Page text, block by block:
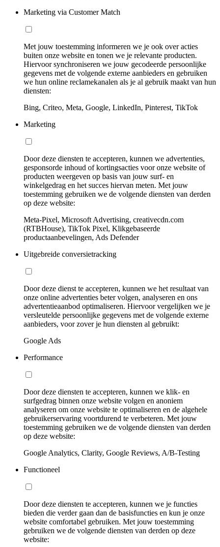
Marketing via Customer Match
Met jouw toestemming informeren we je ook over acties
buiten onze website en tonen we je relevante producten.
Hiervoor synchroniseren we jouw gecodeerde persoonlijke
gegevens met de volgende externe aanbieders en gebruiken
we hun online reclamekanalen als je al gebruik maakt van hun
diensten:
Bing, Criteo, Meta, Google, LinkedIn, Pinterest, TikTok
Marketing
Door deze diensten te accepteren, kunnen we advertenties,
gesponsorde inhoud of kortingsacties voor onze website of
producten weergeven op basis van jouw surf- en
winkelgedrag en het succes hiervan meten. Met jouw
toestemming gebruiken we de volgende diensten van derden
op deze website:
Meta-Pixel, Microsoft Advertising, creativecdn.com
(RTBHouse), TikTok Pixel, Klikgebaseerde
productaanbevelingen, Ads Defender
Uitgebreide conversietracking
Door deze dienst te accepteren, kunnen we het resultaat van
onze online advertenties beter volgen, analyseren en ons
advertentieaanbod optimaliseren. Hiervoor vergelijken we je
versleutelde persoonlijke gegevens met de volgende externe
aanbieders, voor zover je hun diensten al gebruikt:
Google Ads
Performance
Door deze diensten te accepteren, kunnen we klik- en
surfgedrag binnen onze website volgen en anoniem
analyseren om onze website te optimaliseren en de algehele
gebruikerservaring voortdurend te verbeteren. Met jouw
toestemming gebruiken we de volgende diensten van derden
op deze website:
Google Analytics, Clarity, Google Reviews, A/B-Testing
Functioneel
Door deze diensten te accepteren, kunnen we je functies
bieden die verder gaan dan de basisfuncties en kun je onze
website comfortabel gebruiken. Met jouw toestemming
gebruiken we de volgende diensten van derden op deze
website: